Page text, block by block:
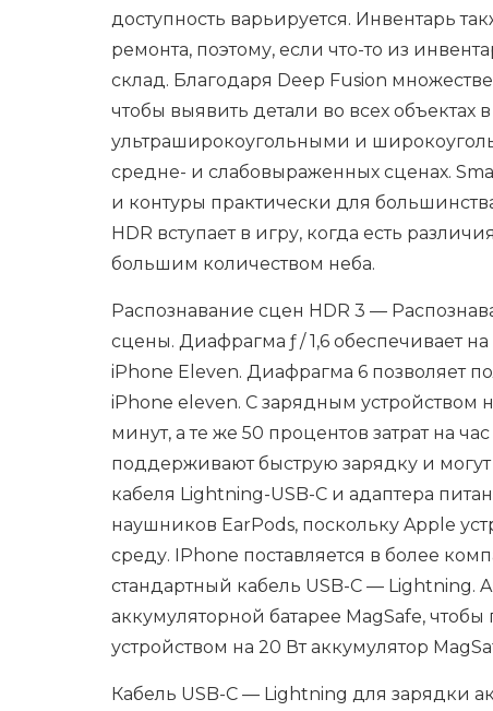
доступность варьируется. Инвентарь
ремонта, поэтому, если что-то из
склад. Благодаря Deep Fusion
чтобы выявить детали во всех объектах
ультраширокоугольными и
средне- и слабовыраженных сценах.
и контуры практически для
HDR вступает в игру, когда есть
большим количеством неба.
Распознавание сцен HDR 3 —
сцены. Диафрагма ƒ / 1,6 обеспечивает
iPhone Eleven. Диафрагма 6 позволяет
iPhone eleven. С зарядным устройством
минут, а те же 50 процентов затрат на
поддерживают быструю зарядку и
кабеля Lightning-USB-C и адаптера
наушников EarPods, поскольку Apple
среду. IPhone поставляется в более
стандартный кабель USB-C — Lightning.
аккумуляторной батарее MagSafe,
устройством на 20 Вт аккумулятор
Кабель USB-C — Lightning для зарядки